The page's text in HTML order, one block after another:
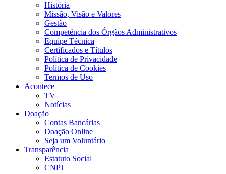
História
Missão, Visão e Valores
Gestão
Competência dos Órgãos Administrativos
Equipe Técnica
Certificados e Títulos
Política de Privacidade
Política de Cookies
Termos de Uso
Acontece
TV
Notícias
Doação
Contas Bancárias
Doação Online
Seja um Voluntário
Transparência
Estatuto Social
CNPJ